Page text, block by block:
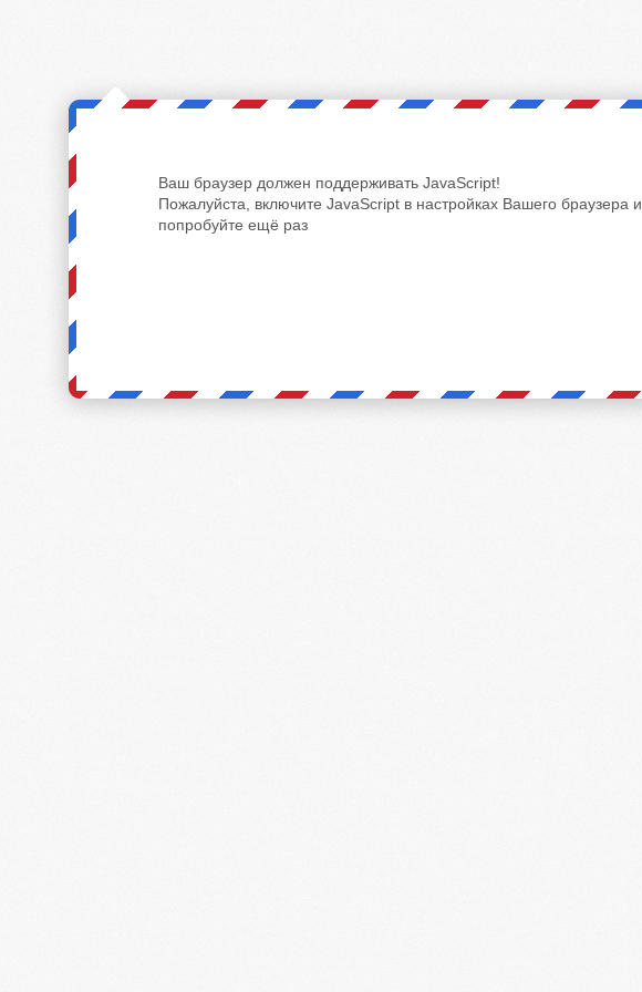
Ваш браузер должен поддерживать JavaScript!
Пожалуйста, включите JavaScript в настройках Вашего браузера и
попробуйте ещё раз